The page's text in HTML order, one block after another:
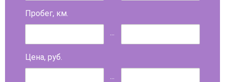
Пробег, км.
...
Цена, руб.
...